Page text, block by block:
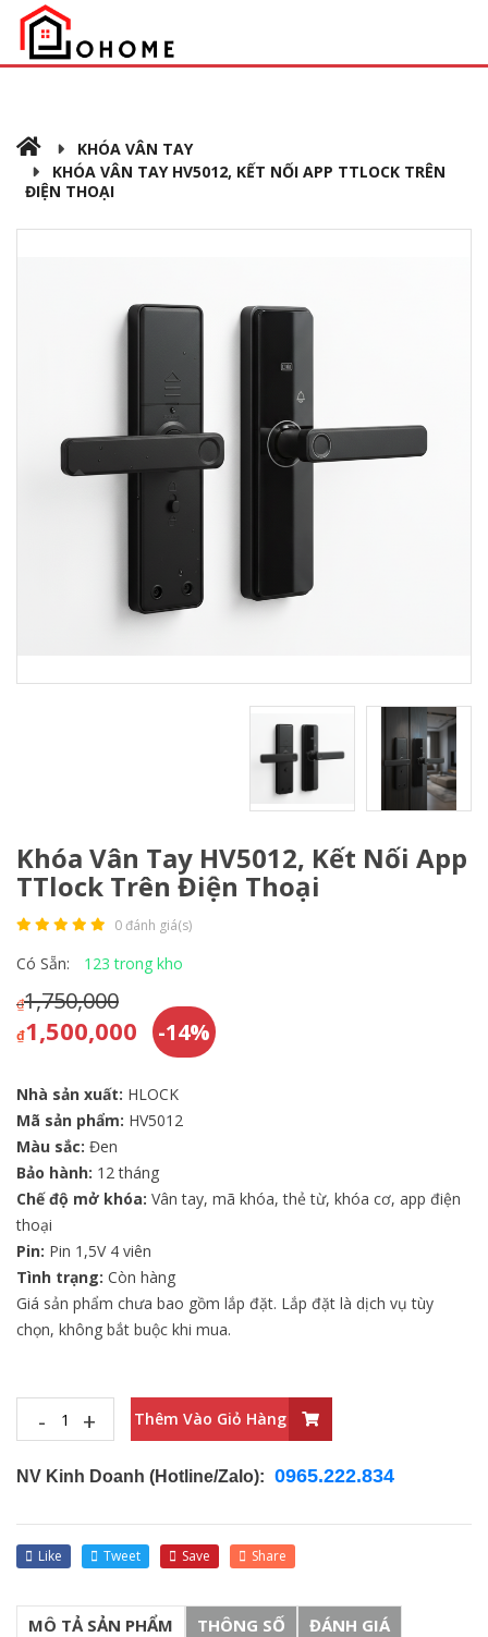
KHÓA VÂN TAY
KHÓA VÂN TAY HV5012, KẾT NỐI APP TTLOCK TRÊN
ĐIỆN THOẠI
Khóa Vân Tay HV5012, Kết Nối App
TTlock Trên Điện Thoại
0 đánh giá(s)
Có Sẵn: 123 trong kho
₫1,750,000
₫1,500,000 -14%
Nhà sản xuất: HLOCK
Mã sản phẩm: HV5012
Màu sắc: Đen
Bảo hành: 12 tháng
Chế độ mở khóa: Vân tay, mã khóa, thẻ từ, khóa cơ, app điện
thoại
Pin: Pin 1,5V 4 viên
Tình trạng: Còn hàng
Giá sản phẩm chưa bao gồm lắp đặt. Lắp đặt là dịch vụ tùy
chọn, không bắt buộc khi mua.
- + Thêm Vào Giỏ Hàng
NV Kinh Doanh (Hotline/Zalo): 0965.222.834
Like Tweet Save Share
MÔ TẢ SẢN PHẨM THÔNG SỐ ĐÁNH GIÁ